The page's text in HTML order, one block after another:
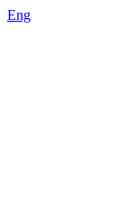
Eng